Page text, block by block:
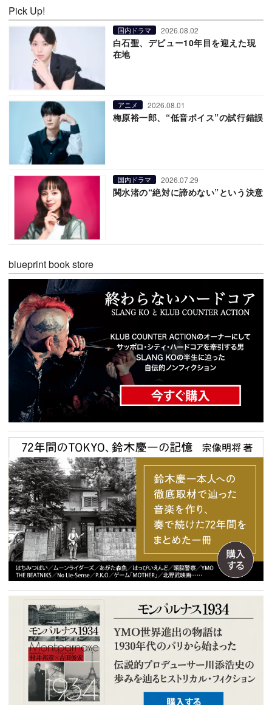
Pick Up!
国内ドラマ 2026.08.02
白石聖、デビュー10年目を迎えた現
在地
アニメ 2026.08.01
梅原裕一郎、“低音ボイス”の試行錯誤
国内ドラマ 2026.07.29
関水渚の“絶対に諦めない”という決意
blueprint book store